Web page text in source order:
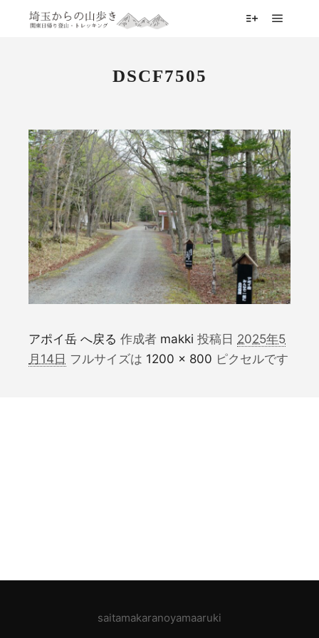
DSCF7505
アポイ岳 へ戻る 作成者 makki 投稿日 2025年5
月14日 フルサイズは 1200 × 800 ピクセルです
saitamakaranoyamaaruki